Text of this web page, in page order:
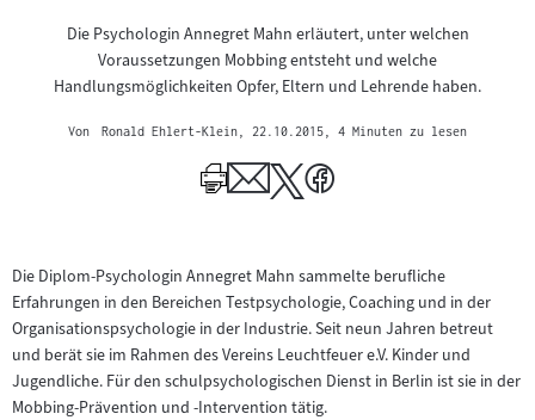
Die Psychologin Annegret Mahn erläutert, unter welchen
Voraussetzungen Mobbing entsteht und welche
Handlungsmöglichkeiten Opfer, Eltern und Lehrende haben.
Von Ronald Ehlert-Klein , 22.10.2015 , 4 Minuten zu lesen
Die Diplom-Psychologin Annegret Mahn sammelte berufliche
Erfahrungen in den Bereichen Testpsychologie, Coaching und in der
Organisationspsychologie in der Industrie. Seit neun Jahren betreut
und berät sie im Rahmen des Vereins Leuchtfeuer e.V. Kinder und
Jugendliche. Für den schulpsychologischen Dienst in Berlin ist sie in der
Mobbing-Prävention und -Intervention tätig.